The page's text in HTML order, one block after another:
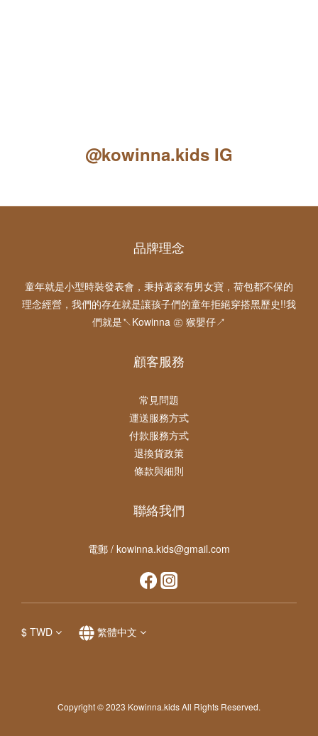
@kowinna.kids IG
品牌理念
童年就是小型時裝發表會，秉持著家有男女寶，荷包都不保的
理念經營，我們的存在就是讓孩子們的童年拒絕穿搭黑歷史!!我
們就是↖Kowinna ㊣ 猴嬰仔↗
顧客服務
常見問題
運送服務方式
付款服務方式
退換貨政策
條款與細則
聯絡我們
電郵 / kowinna.kids@gmail.com
$ TWD 繁體中文
Copyright © 2023 Kowinna.kids All Rights Reserved.